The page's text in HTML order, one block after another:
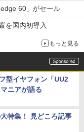
60」がセール
を国内初導入
もっと見る
型イヤフォン「UU2
ニアが語る
特集！ 見どころ記事